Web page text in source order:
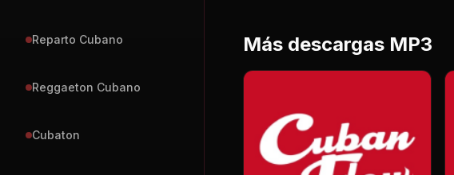
Reparto Cubano
Reggaeton Cubano
Cubaton
Más descargas MP3